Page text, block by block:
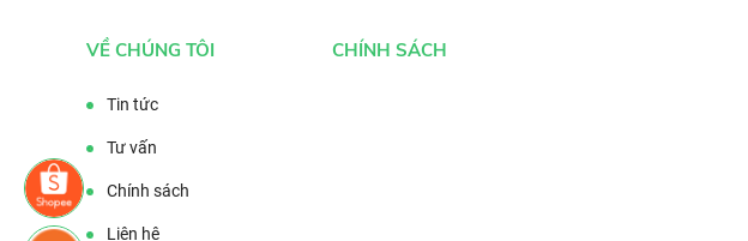
VỀ CHÚNG TÔI
Tin tức
Tư vấn
Chính sách
Liên hệ
CHÍNH SÁCH